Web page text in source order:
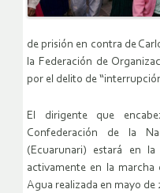
de prisión en contra de
la Federación de
por el delito de
El dirigente que
Confederación de la
(Ecuarunari) estará en
activamente en la marcha
Agua realizada en mayo de